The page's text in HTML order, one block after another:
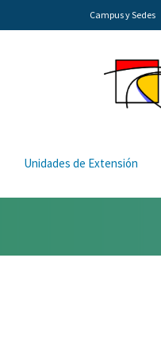
Campus y Sedes
Unidades de Extensión